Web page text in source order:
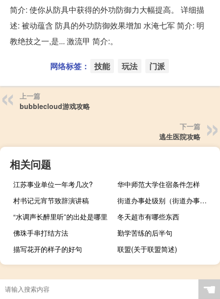
简介: 使你从防具中获得的外功防御力大幅提高。 详细描
述: 被动蕴含 防具的外功防御效果增加 水淹七军 简介: 明
教绝技之一,是... 激流甲 简介:。
网络标签： 技能 玩法 门派
上一篇
bubblecloud游戏攻略
下一篇
逃生医院攻略
相关问题
江苏事业单位一年考几次?
华中师范大学住宿条件怎样
村书记元宵节致辞演讲稿
街道办事处级别（街道办事处级别）
“水调声长醉里听”的出处是哪里
冬天超市有哪些东西
佛珠手串打结方法
勤学苦练的后半句
描写花开的样子的好句
联盟(关于联盟简述)
☚